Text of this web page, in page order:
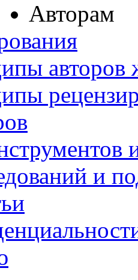
Авторам
авторов
и